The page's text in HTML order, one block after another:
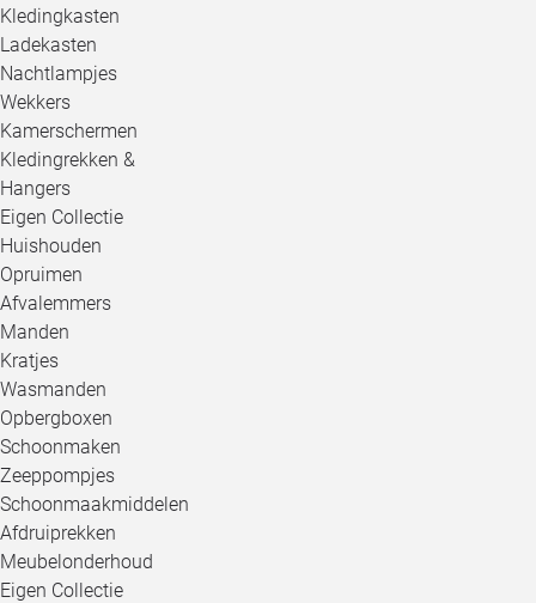
Kledingkasten
Ladekasten
Nachtlampjes
Wekkers
Kamerschermen
Kledingrekken &
Hangers
Eigen Collectie
Huishouden
Opruimen
Afvalemmers
Manden
Kratjes
Wasmanden
Opbergboxen
Schoonmaken
Zeeppompjes
Schoonmaakmiddelen
Afdruiprekken
Meubelonderhoud
Eigen Collectie